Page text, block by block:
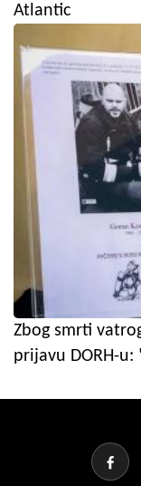
Atlantic
Zbog smrti
prijavu DORH-